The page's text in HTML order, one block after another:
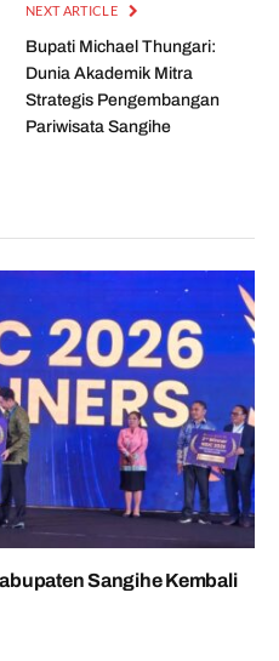
NEXT ARTICLE
Bupati Michael Thungari:
Dunia Akademik Mitra
Strategis Pengembangan
Pariwisata Sangihe
Sangihe Kembali